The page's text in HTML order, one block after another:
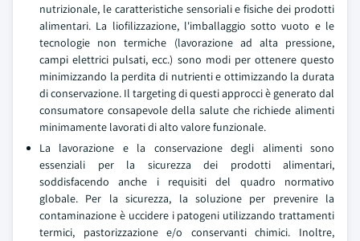
nutrizionale, le caratteristiche sensoriali e fisiche dei prodotti
alimentari. La liofilizzazione, l'imballaggio sotto vuoto e le
tecnologie non termiche (lavorazione ad alta pressione,
campi elettrici pulsati, ecc.) sono modi per ottenere questo
minimizzando la perdita di nutrienti e ottimizzando la durata
di conservazione. Il targeting di questi approcci è generato dal
consumatore consapevole della salute che richiede alimenti
minimamente lavorati di alto valore funzionale.
La lavorazione e la conservazione degli alimenti sono
essenziali per la sicurezza dei prodotti alimentari,
soddisfacendo anche i requisiti del quadro normativo
globale. Per la sicurezza, la soluzione per prevenire la
contaminazione è uccidere i patogeni utilizzando trattamenti
termici, pastorizzazione e/o conservanti chimici. Inoltre,